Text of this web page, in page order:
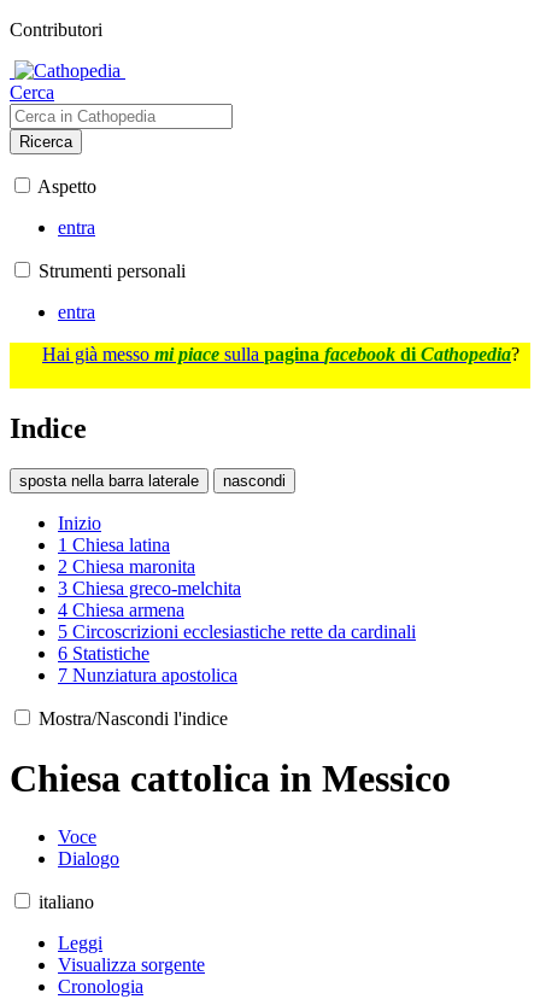
Contributori
Cerca
Ricerca
Aspetto
entra
Strumenti personali
entra
Hai già messo mi piace sulla pagina facebook di Cathopedia?
Indice
sposta nella barra laterale nascondi
Inizio
1 Chiesa latina
2 Chiesa maronita
3 Chiesa greco-melchita
4 Chiesa armena
5 Circoscrizioni ecclesiastiche rette da cardinali
6 Statistiche
7 Nunziatura apostolica
Mostra/Nascondi l'indice
Chiesa cattolica in Messico
Voce
Dialogo
italiano
Leggi
Visualizza sorgente
Cronologia